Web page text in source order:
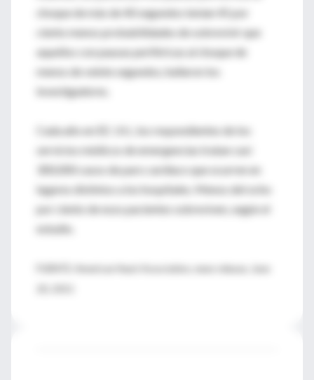
choque de más de 40 segundos tenían 45 por
ciento menos probabilidades de sobrevivir que
aquellos con pausas periféricas al choque de
menos de veinte segundos, hallaron los
investigadores.
Cada año en EE. UU., los respondientes de los
servicios médicos de emergencias tratan casi
300,000 casos de paro cardiaco que ocurren en
lugares distintos a los hospitales. Menos del ocho
por ciento de esos pacientes sobreviven, según el
estudio.